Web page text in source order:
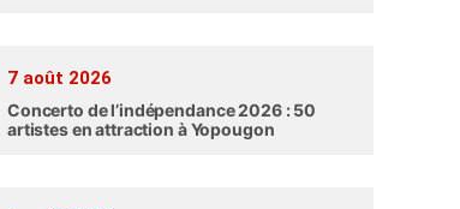
7 août 2026
Concerto de l’indépendance 2026 : 50
artistes en attraction à Yopougon